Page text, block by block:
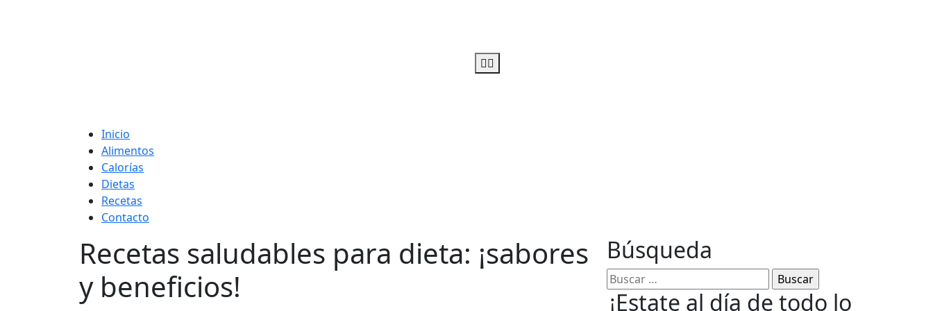
Adelgaza con en tu linea-alimentos saludables
Inicio
Alimentos
Calorías
Dietas
Recetas
Contacto
Recetas saludables para dieta: ¡sabores
y beneficios!
Búsqueda
¡Estate al día de todo lo